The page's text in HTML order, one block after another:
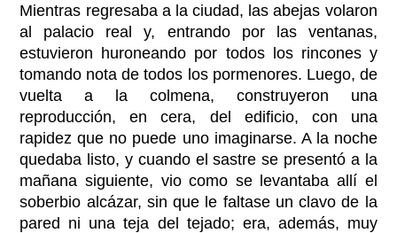
Mientras regresaba a la ciudad, las abejas volaron
al palacio real y, entrando por las ventanas,
estuvieron huroneando por todos los rincones y
tomando nota de todos los pormenores. Luego, de
vuelta a la colmena, construyeron una
reproducción, en cera, del edificio, con una
rapidez que no puede uno imaginarse. A la noche
quedaba listo, y cuando el sastre se presentó a la
mañana siguiente, vio como se levantaba allí el
soberbio alcázar, sin que le faltase un clavo de la
pared ni una teja del tejado; era, además, muy